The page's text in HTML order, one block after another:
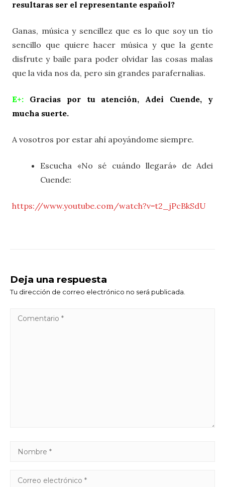
resultaras ser el representante español?
Ganas, música y sencillez que es lo que soy un tío
sencillo que quiere hacer música y que la gente
disfrute y baile para poder olvidar las cosas malas
que la vida nos da, pero sin grandes parafernalias.
E+: Gracias por tu atención, Adei Cuende, y
mucha suerte.
A vosotros por estar ahí apoyándome siempre.
Escucha «No sé cuándo llegará» de Adei
Cuende:
https://www.youtube.com/watch?v=t2_jPcBkSdU
Deja una respuesta
Tu dirección de correo electrónico no será publicada.